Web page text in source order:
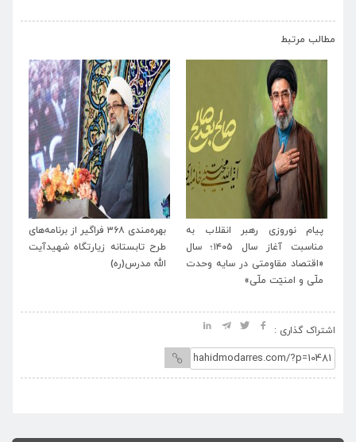
مطالب مرتبط
انقلاب به
مناسبت آغاز سال ۱۴۰۵؛ سال
در سایه وحدت
بهره‌مندی ۳۶۸ فراگیر از برنامه‌های
طرح تابستانه زیارتگاه شهیدآیت
الله مدرس(ره)
برنامه‌های فرهنگی
آیت‌الله مدرس (ره) همزمان
تشیع و وداع و بدرقه رهبر
اشتراک گذاری :